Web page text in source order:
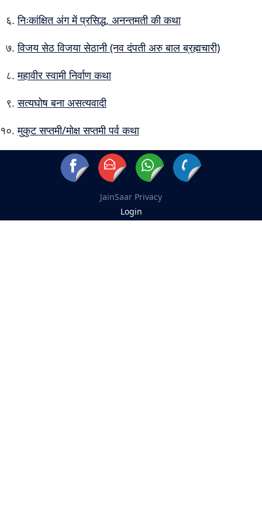
निःकांक्षित अंग में प्रसिद्ध, अनन्तमती की कथा
विजय सेठ विजया सेठानी (नव दंपती अरु बाल ब्रह्मचारी)
महावीर स्वामी निर्वाण कथा
सत्यघोष बना असत्यवादी
मुकुट सप्तमी/मोक्ष सप्तमी पर्व कथा
JainSaar Privacy
Login